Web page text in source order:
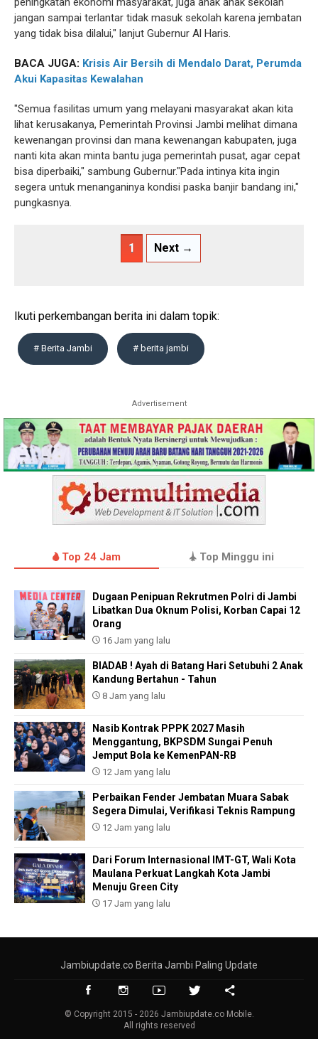
jangan sampai terlantar tidak masuk sekolah karena jembatan
yang tidak bisa dilalui," lanjut Gubernur Al Haris.
BACA JUGA: Krisis Air Bersih di Mendalo Darat, Perumda
Akui Kapasitas Kewalahan
"Semua fasilitas umum yang melayani masyarakat akan kita
lihat kerusakanya, Pemerintah Provinsi Jambi melihat dimana
kewenangan provinsi dan mana kewenangan kabupaten, juga
nanti kita akan minta bantu juga pemerintah pusat, agar cepat
bisa diperbaiki," sambung Gubernur."Pada intinya kita ingin
segera untuk menanganinya kondisi paska banjir bandang ini,"
pungkasnya.
1 Next →
Ikuti perkembangan berita ini dalam topik:
# Berita Jambi # berita jambi
Advertisement
Top 24 Jam Top Minggu ini
Dugaan Penipuan Rekrutmen Polri di Jambi
Libatkan Dua Oknum Polisi, Korban Capai 12
Orang
16 Jam yang lalu
BIADAB ! Ayah di Batang Hari Setubuhi 2 Anak
Kandung Bertahun - Tahun
8 Jam yang lalu
Nasib Kontrak PPPK 2027 Masih
Menggantung, BKPSDM Sungai Penuh
Jemput Bola ke KemenPAN-RB
12 Jam yang lalu
Perbaikan Fender Jembatan Muara Sabak
Segera Dimulai, Verifikasi Teknis Rampung
12 Jam yang lalu
Dari Forum Internasional IMT-GT, Wali Kota
Maulana Perkuat Langkah Kota Jambi
Menuju Green City
17 Jam yang lalu
Jambiupdate.co Berita Jambi Paling Update
© Copyright 2015 - 2026 Jambiupdate.co Mobile.
All rights reserved